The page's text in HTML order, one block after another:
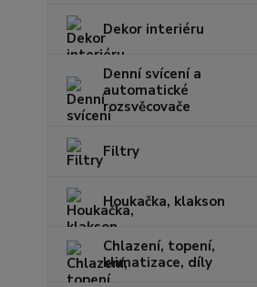
Dekor interiéru
Denní svícení a
automatické
rozsvěcovače
Filtry
Houkačka, klakson
Chlazení, topení,
klimatizace, díly